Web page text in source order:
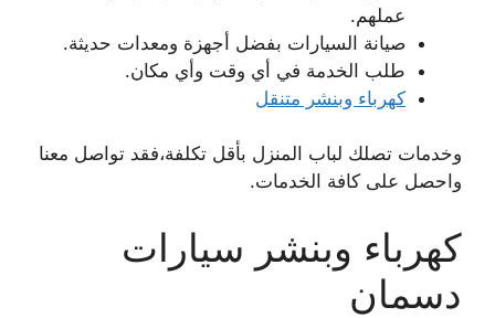
عملهم.
صيانة السيارات بفضل أجهزة ومعدات حديثة.
طلب الخدمة في أي وقت وأي مكان.
كهرباء وبنشر متنقل
وخدمات تصلك لباب المنزل بأقل تكلفة،فقد تواصل معنا
واحصل على كافة الخدمات.
كهرباء وبنشر سيارات
دسمان